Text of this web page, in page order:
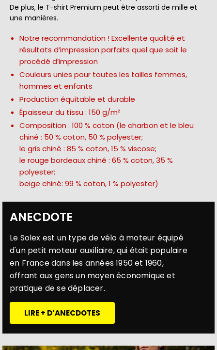
De plus, le T-shirt Premium peut être assorti de mille et
une manières.
Notre recommandation ! Excellente qualité et
résultats d’impression parfaits quel que soit le
procédé d’impression
Couleurs unies pour toutes les tailles femmes,
hommes et enfants
Production équitable et durable
Épaisseur du tissu : 150 g/m²
Composition : 100 % coton (le charbon et le bleu
chiné : 50 % coton, 50 % polyester;
le gris chiné : 85 % coton, 15 % viscose;
le rouge bordeaux chiné : 65 % coton, 35 %
polyester;
beige chiné: 99 % coton, 1 % polyester)
ANECDOTE
Le Solex est un type de vélo à moteur équipé
d'un petit moteur auxiliaire, qui était populaire
en France dans les années 1950 et 1960,
offrant aux gens un moyen économique et
pratique de se déplacer.
LIRE + D’ANECDOTES